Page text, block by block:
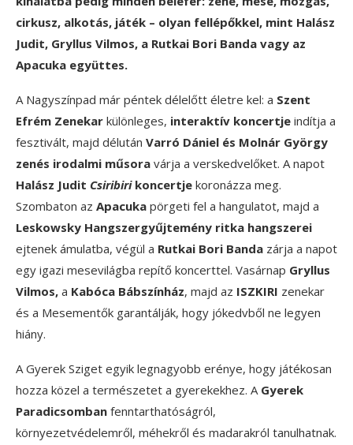
cirkusz, alkotás, játék – olyan fellépőkkel, mint Halász
Judit, Gryllus Vilmos, a Rutkai Bori Banda vagy az
Apacuka együttes.
A Nagyszínpad már péntek délelőtt életre kel: a Szent
Efrém Zenekar különleges, interaktív koncertje indítja a
fesztivált, majd délután Varró Dániel és Molnár György
zenés irodalmi műsora várja a verskedvelőket. A napot
Halász Judit Csiribirikoncertje koronázza meg.
Szombaton az Apacuka pörgeti fel a hangulatot, majd a
Leskowsky Hangszergyűjtemény ritka hangszerei
ejtenek ámulatba, végül a Rutkai Bori Banda zárja a napot
egy igazi mesevilágba repítő koncerttel. Vasárnap Gryllus
Vilmos, a Kabóca Bábszínház, majd az ISZKIRI zenekar
és a Mesementők garantálják, hogy jókedvből ne legyen
hiány.
A Gyerek Sziget egyik legnagyobb erénye, hogy játékosan
hozza közel a természetet a gyerekekhez. A Gyerek
Paradicsomban fenntarthatóságról,
környezetvédelemről, méhekről és madarakról tanulhatnak.